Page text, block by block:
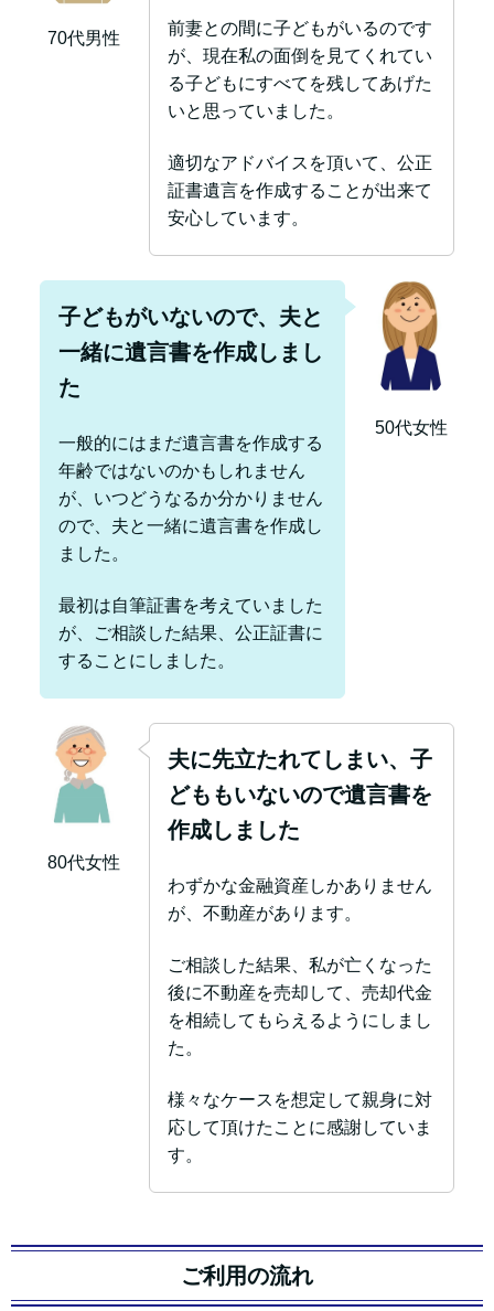
70代男性
前妻との間に子どもがいるのです
が、現在私の面倒を見てくれてい
る子どもにすべてを残してあげた
いと思っていました。
適切なアドバイスを頂いて、公正
証書遺言を作成することが出来て
安心しています。
子どもがいないので、夫と
一緒に遺言書を作成しまし
た
一般的にはまだ遺言書を作成する
年齢ではないのかもしれません
が、いつどうなるか分かりません
ので、夫と一緒に遺言書を作成し
ました。
最初は自筆証書を考えていました
が、ご相談した結果、公正証書に
することにしました。
50代女性
80代女性
夫に先立たれてしまい、子
どももいないので遺言書を
作成しました
わずかな金融資産しかありません
が、不動産があります。
ご相談した結果、私が亡くなった
後に不動産を売却して、売却代金
を相続してもらえるようにしまし
た。
様々なケースを想定して親身に対
応して頂けたことに感謝していま
す。
ご利用の流れ